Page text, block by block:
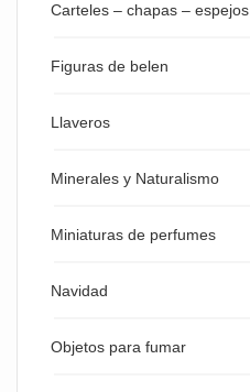
Carteles – chapas – espejos
Figuras de belen
Llaveros
Minerales y Naturalismo
Miniaturas de perfumes
Navidad
Objetos para fumar